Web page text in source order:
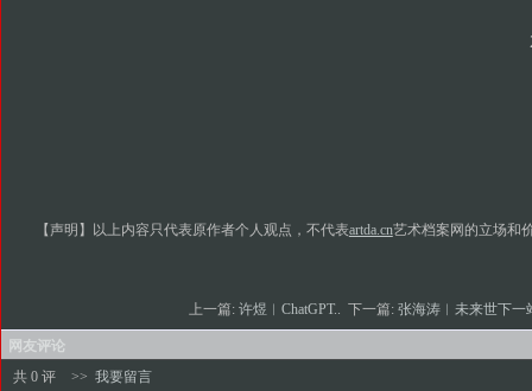
【声明】以上内容只代表原作者个人观点，不代表artda.cn艺术档案网的立场和
上一篇:许煜︱ChatGPT.. 下一篇:张海涛︱未来世下一
网友评论
共 0 评
>> 我要留言